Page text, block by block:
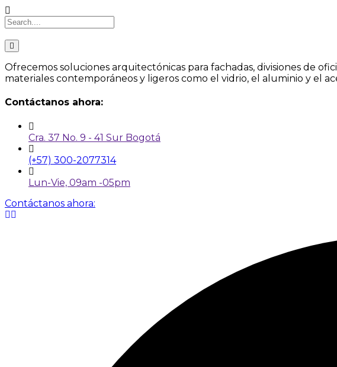
Ofrecemos soluciones arquitectónicas para fachadas, divisiones de
materiales contemporáneos y ligeros como el vidrio, el aluminio y el
Contáctanos ahora:
Cra. 37 No. 9 - 41 Sur Bogotá
(+57) 300-2077314
Lun-Vie, 09am -05pm
Contáctanos ahora: